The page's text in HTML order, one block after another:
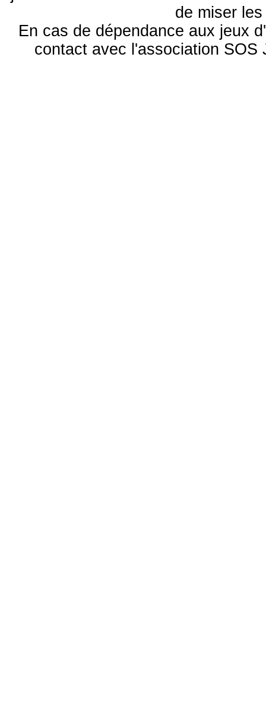
de miser
En cas de dépendance aux jeux
contact avec l'association